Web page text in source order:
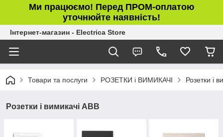
Ми працюємо! Перед ПРОМ-оплатою
уточнюйте наявність!
Інтернет-магазин - Electrica Store
Товари та послуги РОЗЕТКИ і ВИМИКАЧІ Розетки і
Розетки і вимикачі ABB